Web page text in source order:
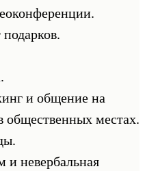
подарков.
и общение на
общественных местах.
и невербальная